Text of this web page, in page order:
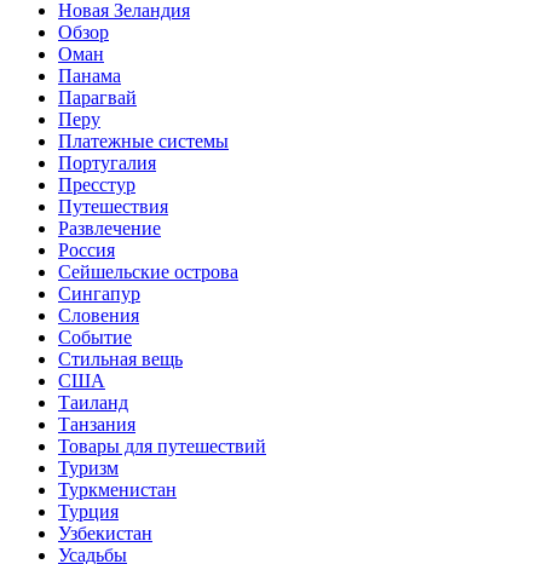
Новая Зеландия
Обзор
Оман
Панама
Парагвай
Перу
Платежные системы
Португалия
Пресстур
Путешествия
Развлечение
Россия
Сейшельские острова
Сингапур
Словения
Событие
Стильная вещь
США
Таиланд
Танзания
Товары для путешествий
Туризм
Туркменистан
Турция
Узбекистан
Усадьбы